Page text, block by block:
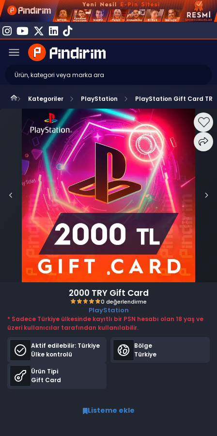
Kategoriler PlayStation PlayStation Gift Card TR
2000 TRY Gift Card
PlayStation
* Sadece Türkiye ülkesinde kayıtlı bir PSN hesabı olan 18 yaş ve
üzeri kullanıcılar tarafından kullanılabilir.
Aktif edilebilir:Türkiye
Ülke kontrolü
Bölge
Türkiye
Ürün Tipi
Gift Card
Listeme ekle